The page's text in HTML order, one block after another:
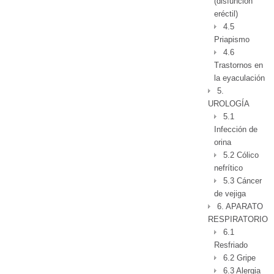
eréctil)
4.5
Priapismo
4.6
Trastornos en
la eyaculación
5.
UROLOGÍA
5.1
Infección de
orina
5.2 Cólico
nefrítico
5.3 Cáncer
de vejiga
6. APARATO
RESPIRATORIO
6.1
Resfriado
6.2 Gripe
6.3 Alergia